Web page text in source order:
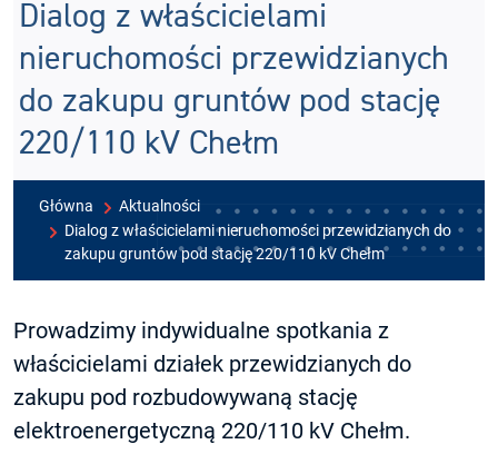
Dialog z właścicielami
nieruchomości przewidzianych
do zakupu gruntów pod stację
220/110 kV Chełm
Główna
Aktualności
Dialog z właścicielami nieruchomości przewidzianych do
zakupu gruntów pod stację 220/110 kV Chełm
Prowadzimy indywidualne spotkania z
właścicielami działek przewidzianych do
zakupu pod rozbudowywaną stację
elektroenergetyczną 220/110 kV Chełm.